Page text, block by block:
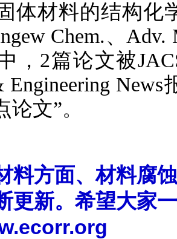
体材料的结构化
Chem.、
，2篇论文被
Engineering
论文”。
料方面、材料腐
更新。希望大家